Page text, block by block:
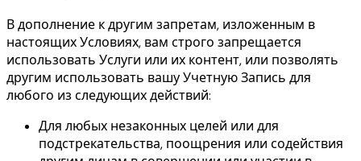
В дополнение к другим запретам, изложенным в
настоящих Условиях, вам строго запрещается
использовать Услуги или их контент, или позволять
другим использовать вашу Учетную Запись для
любого из следующих действий:
Для любых незаконных целей или для
подстрекательства, поощрения или содействия